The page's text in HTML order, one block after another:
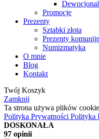
Promocje
Prezenty
Sztabki złota
Prezenty
Numizmatyka
O mnie
Blog
Kontakt
Twój Koszyk
Zamknij
Ta strona używa plików
Polityka Prywatności Polityka
DOSKONAŁA
97 opinii